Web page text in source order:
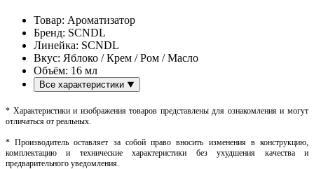
Товар: Ароматизатор
Бренд: SCNDL
Линейка: SCNDL
Вкус: Яблоко / Крем / Ром / Масло
Объём: 16 мл
Все характеристики
* Характеристики и изображения товаров представлены для ознакомления и могут
отличаться от реальных.
* Производитель оставляет за собой право вносить изменения в конструкцию,
комплектацию и технические характеристики без ухудшения качества и
предварительного уведомления.